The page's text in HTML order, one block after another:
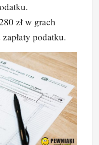
zł w grach
podatku.